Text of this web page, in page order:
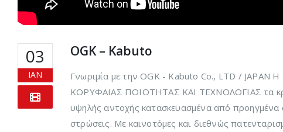
03
ΙΑΝ
OGK – Kabuto
Γνωριμία με την OGK - Kabuto Co., LTD / JAPAN
ΚΟΡΥΦΑΙΑΣ ΠΟΙΟΤΗΤΑΣ ΚΑΙ ΤΕΧΝΟΛΟΓΙΑΣ τα
υψηλής αντοχής κατασκευασμένα από προηγμένα
στρώσεις. Με καινοτόμες και διεθνώς